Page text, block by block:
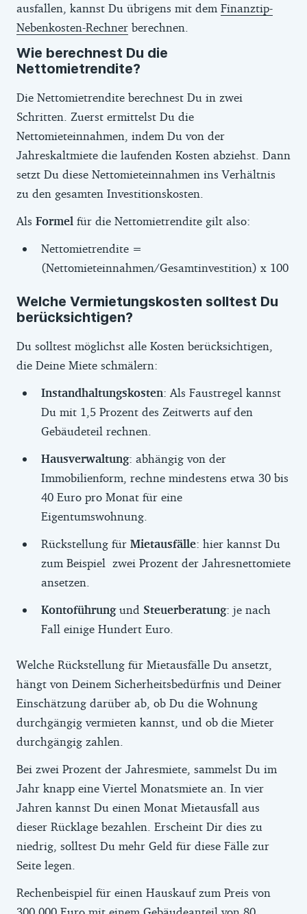
ausfallen, kannst Du übrigens mit dem Finanztip-
Nebenkosten-Rechner berechnen.
Wie berechnest Du die
Nettomietrendite?
Die Nettomietrendite berechnest Du in zwei
Schritten. Zuerst ermittelst Du die
Nettomieteinnahmen, indem Du von der
Jahreskaltmiete die laufenden Kosten abziehst. Dann
setzt Du diese Nettomieteinnahmen ins Verhältnis
zu den gesamten Investitionskosten.
Als Formel für die Nettomietrendite gilt also:
Nettomietrendite =
(Nettomieteinnahmen/Gesamtinvestition) x 100
Welche Vermietungskosten solltest Du
berücksichtigen?
Du solltest möglichst alle Kosten berücksichtigen,
die Deine Miete schmälern:
Instandhaltungskosten: Als Faustregel kannst
Du mit 1,5 Prozent des Zeitwerts auf den
Gebäudeteil rechnen.
Hausverwaltung: abhängig von der
Immobilienform, rechne mindestens etwa 30 bis
40 Euro pro Monat für eine
Eigentumswohnung.
Rückstellung für Mietausfälle: hier kannst Du
zum Beispiel zwei Prozent der Jahresnettomiete
ansetzen.
Kontoführungund Steuerberatung: je nach
Fall einige Hundert Euro.
Welche Rückstellung für Mietausfälle Du ansetzt,
hängt von Deinem Sicherheitsbedürfnis und Deiner
Einschätzung darüber ab, ob Du die Wohnung
durchgängig vermieten kannst, und ob die Mieter
durchgängig zahlen.
Bei zwei Prozent der Jahresmiete, sammelst Du im
Jahr knapp eine Viertel Monatsmiete an. In vier
Jahren kannst Du einen Monat Mietausfall aus
dieser Rücklage bezahlen. Erscheint Dir dies zu
niedrig, solltest Du mehr Geld für diese Fälle zur
Seite legen.
Rechenbeispiel für einen Hauskauf zum Preis von